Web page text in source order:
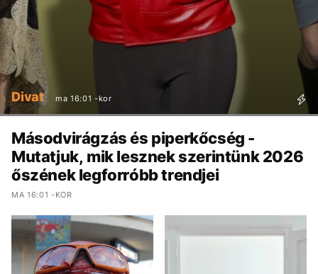
Divat ma 16:01 -kor
Másodvirágzás és piperkőcség -
Mutatjuk, mik lesznek szerintünk 2026
őszének legforróbb trendjei
MA 16:01 -KOR